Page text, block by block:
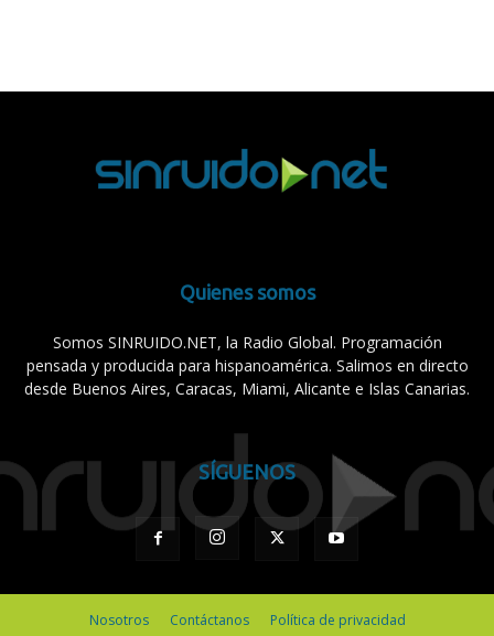
Quienes somos
Somos SINRUIDO.NET, la Radio Global. Programación
pensada y producida para hispanoamérica. Salimos en directo
desde Buenos Aires, Caracas, Miami, Alicante e Islas Canarias.
SÍGUENOS
Nosotros Contáctanos Política de privacidad